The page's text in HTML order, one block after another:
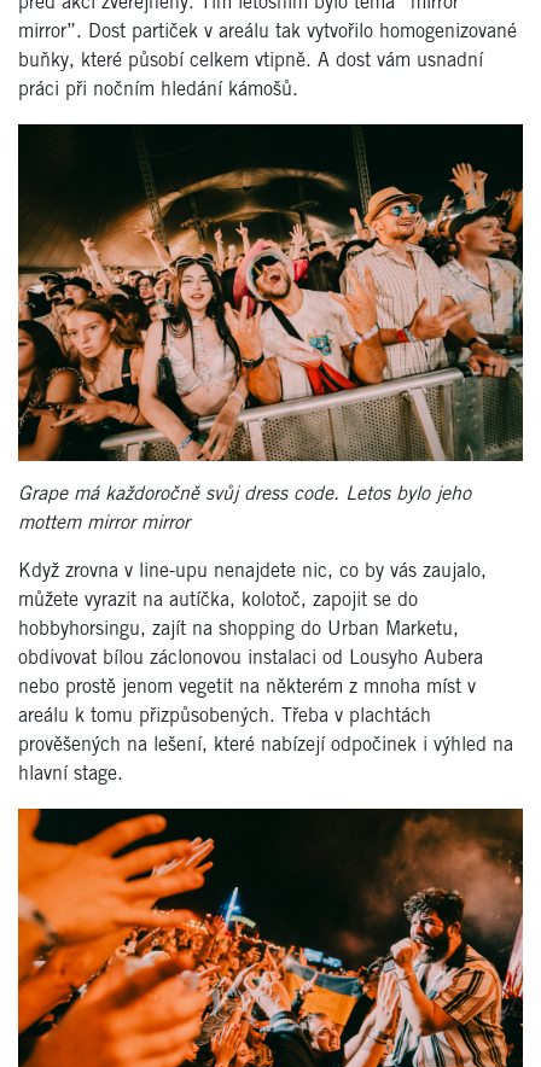
mirror”. Dost partiček v areálu tak vytvořilo homogenizované
buňky, které působí celkem vtipně. A dost vám usnadní
práci při nočním hledání kámošů.
Grape má každoročně svůj dress code. Letos bylo jeho
mottem mirror mirror
Když zrovna v line-upu nenajdete nic, co by vás zaujalo,
můžete vyrazit na autíčka, kolotoč, zapojit se do
hobbyhorsingu, zajít na shopping do Urban Marketu,
obdivovat bílou záclonovou instalaci od Lousyho Aubera
nebo prostě jenom vegetit na některém z mnoha míst v
areálu k tomu přizpůsobených. Třeba v plachtách
prověšených na lešení, které nabízejí odpočinek i výhled na
hlavní stage.